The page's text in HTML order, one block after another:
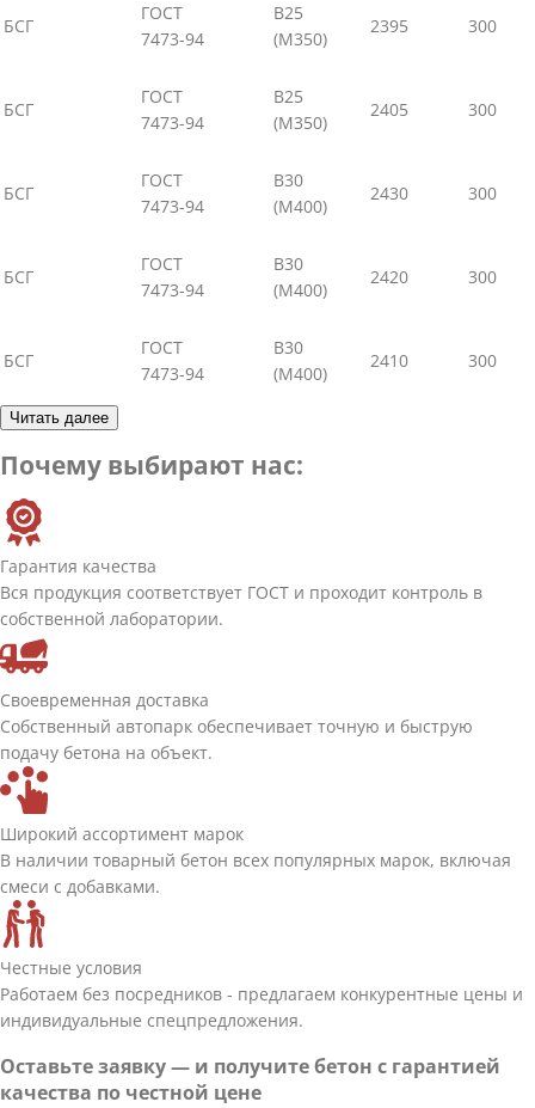
БСГ
ГОСТ
7473-94
В25
(М350)
2395 300
БСГ
ГОСТ
7473-94
В25
(М350)
2405 300
БСГ
ГОСТ
7473-94
В30
(М400)
2430 300
БСГ
ГОСТ
7473-94
В30
(М400)
2420 300
БСГ
ГОСТ
7473-94
В30
(М400)
2410 300
Читать далее
Почему выбирают нас:
Гарантия качества
Вся продукция соответствует ГОСТ и проходит контроль в
собственной лаборатории.
Своевременная доставка
Собственный автопарк обеспечивает точную и быструю
подачу бетона на объект.
Широкий ассортимент марок
В наличии товарный бетон всех популярных марок, включая
смеси с добавками.
Честные условия
Работаем без посредников - предлагаем конкурентные цены и
индивидуальные спецпредложения.
Оставьте заявку — и получите бетон с гарантией
качества по честной цене